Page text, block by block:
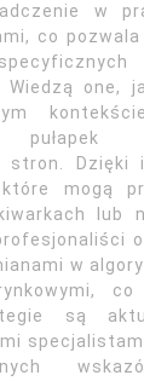
w
co
Wiedzą one,
stron. Dzięki
które mogą
lub
w
są